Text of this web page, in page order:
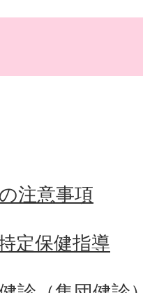
注意事項
定保健指導